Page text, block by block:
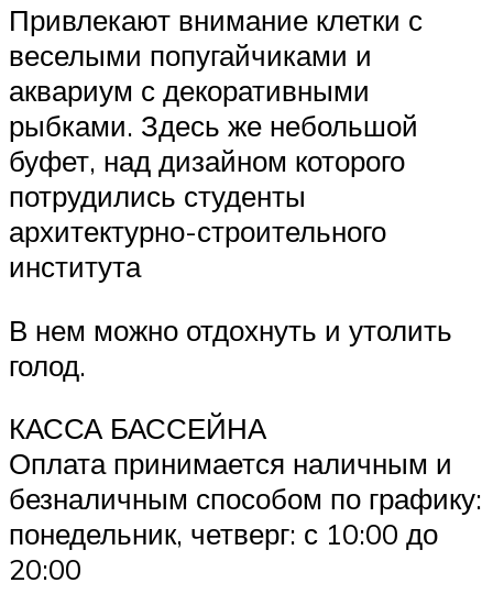
Привлекают внимание клетки с
веселыми попугайчиками и
аквариум с декоративными
рыбками. Здесь же небольшой
буфет, над дизайном которого
потрудились студенты
архитектурно-строительного
института
В нем можно отдохнуть и утолить
голод.
КАССА БАССЕЙНА
Оплата принимается наличным и
безналичным способом по графику:
понедельник, четверг: с 10:00 до
20:00